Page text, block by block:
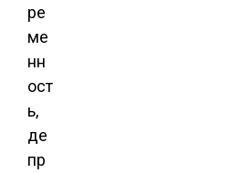
ре
ме
нн
ост
ь,
де
пр